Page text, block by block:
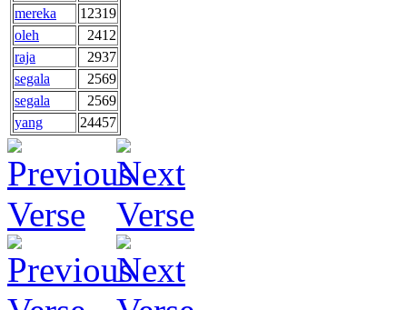
mereka
12319
oleh
2412
raja
2937
segala
2569
segala
2569
yang
24457